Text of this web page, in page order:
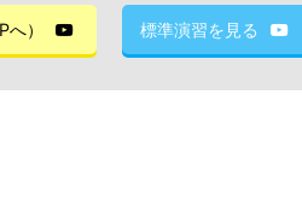
） 標準演習を見る